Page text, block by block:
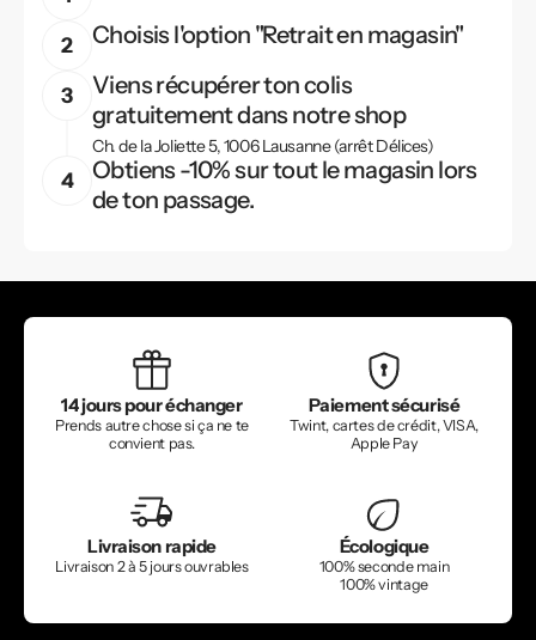
Choisis l'option "Retrait en magasin"
Viens récupérer ton colis
gratuitement dans notre shop
Ch. de la Joliette 5, 1006 Lausanne (arrêt Délices)
Obtiens -10% sur tout le magasin lors
de ton passage.
14 jours pour échanger
Prends autre chose si ça ne te
convient pas.
Paiement sécurisé
Twint, cartes de crédit, VISA,
Apple Pay
Livraison rapide
Livraison 2 à 5 jours ouvrables
Écologique
100% seconde main
100% vintage